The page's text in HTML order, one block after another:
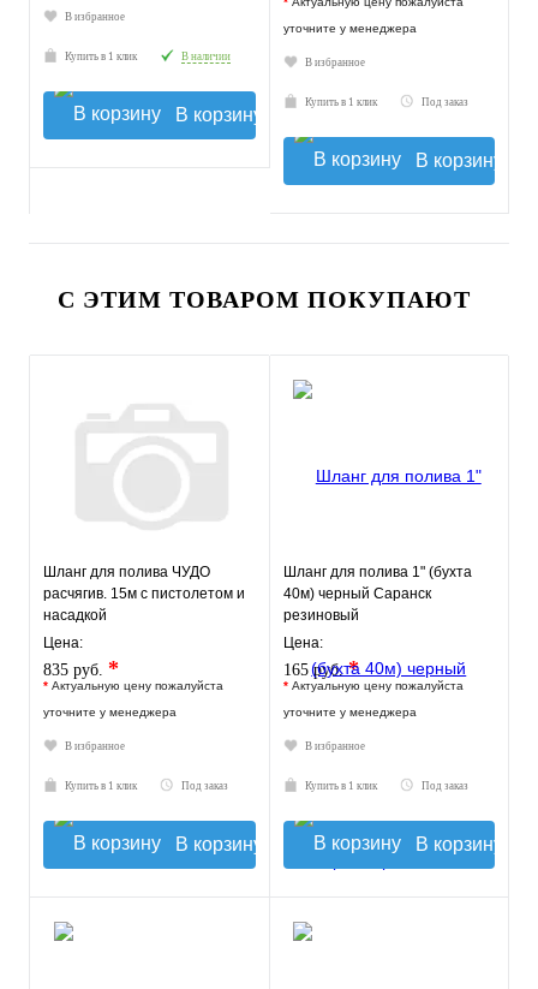
В избранное
Купить в 1 клик В наличии
В корзину
уточните у менеджера
В избранное
Купить в 1 клик Под заказ
В корзину
С ЭТИМ ТОВАРОМ ПОКУПАЮТ
Шланг для полива ЧУДО
расчягив. 15м с пистолетом и
насадкой
Цена:
835 руб. *
* Актуальную цену пожалуйста
уточните у менеджера
В избранное
Купить в 1 клик Под заказ
В корзину
Шланг для полива 1" (бухта
40м) черный Саранск
резиновый
Цена:
165 руб.*
* Актуальную цену пожалуйста
уточните у менеджера
В избранное
Купить в 1 клик Под заказ
В корзину